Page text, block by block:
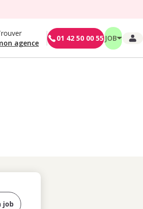
agence
01 42 50 00 55 JOB
job